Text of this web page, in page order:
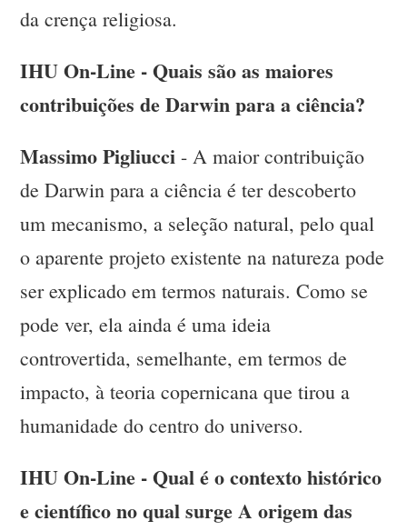
da crença religiosa.
IHU On-Line - Quais são as maiores
contribuições de Darwin para a ciência?
Massimo Pigliucci - A maior contribuição
de Darwin para a ciência é ter descoberto
um mecanismo, a seleção natural, pelo qual
o aparente projeto existente na natureza pode
ser explicado em termos naturais. Como se
pode ver, ela ainda é uma ideia
controvertida, semelhante, em termos de
impacto, à teoria copernicana que tirou a
humanidade do centro do universo.
IHU On-Line - Qual é o contexto histórico
e científico no qual surge A origem das